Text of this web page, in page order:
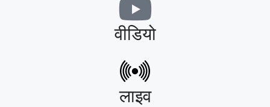
वीडियो
लाइव